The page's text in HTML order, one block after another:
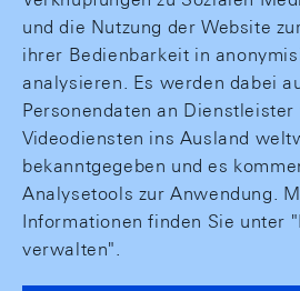
und die Nutzung der Website
ihrer Bedienbarkeit in
analysieren. Es werden dabei
Personendaten an Dienstleister
Videodiensten ins Ausland
bekanntgegeben und es
Analysetools zur Anwendung.
Informationen finden Sie unter
verwalten".